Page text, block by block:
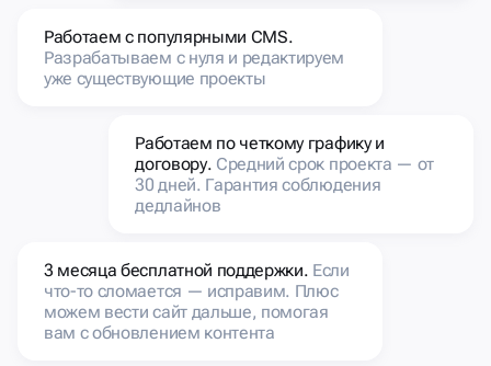
Работаем с популярными CMS.
Разрабатываем с нуля и редактируем
уже существующие проекты
Работаем по четкому графику и
договору. Средний срок проекта — от
30 дней. Гарантия соблюдения
дедлайнов
3 месяца бесплатной поддержки. Если
что-то сломается — исправим. Плюс
можем вести сайт дальше, помогая
вам с обновлением контента